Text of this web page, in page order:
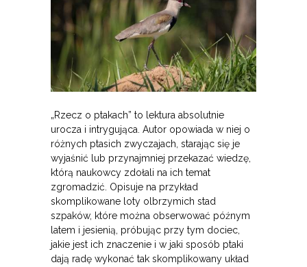
„Rzecz o ptakach” to lektura absolutnie
urocza i intrygująca. Autor opowiada w niej o
różnych ptasich zwyczajach, starając się je
wyjaśnić lub przynajmniej przekazać wiedzę,
którą naukowcy zdołali na ich temat
zgromadzić. Opisuje na przykład
skomplikowane loty olbrzymich stad
szpaków, które można obserwować późnym
latem i jesienią, próbując przy tym dociec,
jakie jest ich znaczenie i w jaki sposób ptaki
dają radę wykonać tak skomplikowany układ